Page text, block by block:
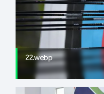
22.webp